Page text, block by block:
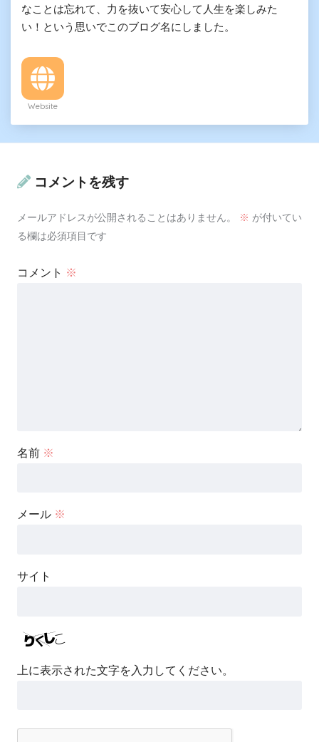
なことは忘れて、力を抜いて安心して人生を楽しみた
い！という思いでこのブログ名にしました。
Website
コメントを残す
メールアドレスが公開されることはありません。 ※ が付いてい
る欄は必須項目です
コメント ※
名前 ※
メール ※
サイト
上に表示された文字を入力してください。